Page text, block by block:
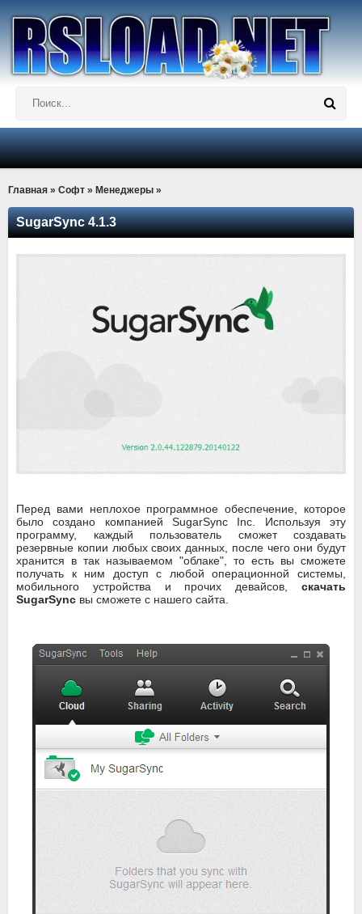
Главная » Софт » Менеджеры »
SugarSync 4.1.3
Перед вами неплохое программное обеспечение, которое
было создано компанией SugarSync Inc. Используя эту
программу, каждый пользователь сможет создавать
резервные копии любых своих данных, после чего они будут
хранится в так называемом "облаке", то есть вы сможете
получать к ним доступ с любой операционной системы,
мобильного устройства и прочих девайсов, скачать
SugarSync вы сможете с нашего сайта.